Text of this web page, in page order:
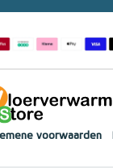
voorwaarden